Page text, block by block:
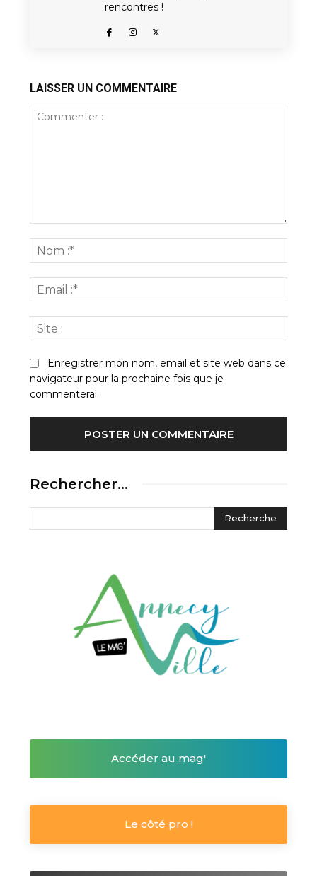
rencontres !
LAISSER UN COMMENTAIRE
:*
:*
:
Enregistrer mon nom, email et site web dans ce
navigateur pour la prochaine fois que je
commenterai.
Rechercher…
Accéder au mag'
Le côté pro !